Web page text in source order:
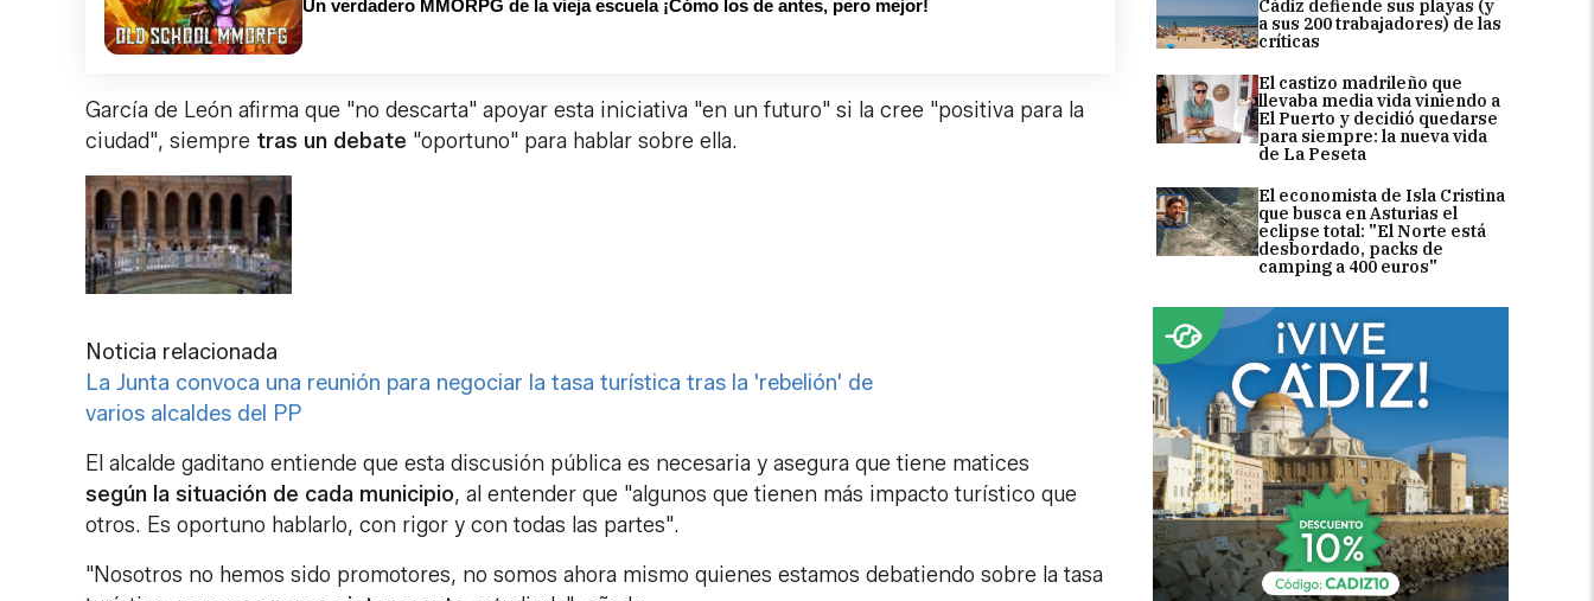
Cádiz defiende sus playas (y
a sus 200 trabajadores) de las
críticas
El castizo madrileño que
llevaba media vida viniendo a
El Puerto y decidió quedarse
para siempre: la nueva vida
de La Peseta
El economista de Isla Cristina
que busca en Asturias el
eclipse total: "El Norte está
desbordado, packs de
camping a 400 euros"
Un verdadero MMORPG de la vieja escuela ¡Cómo los de antes, pero mejor!
García de León afirma que "no descarta" apoyar esta iniciativa "en un futuro" si la cree "positiva para la
ciudad", siempre tras un debate "oportuno" para hablar sobre ella.
Noticia relacionada
La Junta convoca una reunión para negociar la tasa turística tras la 'rebelión' de
varios alcaldes del PP
El alcalde gaditano entiende que esta discusión pública es necesaria y asegura que tiene matices
según la situación de cada municipio, al entender que "algunos que tienen más impacto turístico que
otros. Es oportuno hablarlo, con rigor y con todas las partes".
"Nosotros no hemos sido promotores, no somos ahora mismo quienes estamos debatiendo sobre la tasa